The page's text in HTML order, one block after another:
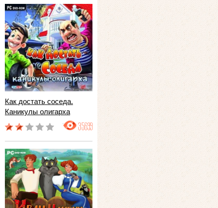
Как достать соседа.
Каникулы олигарха
35699